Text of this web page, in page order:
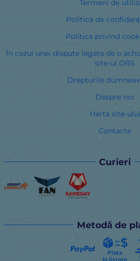
Termeni de
Politica de
Politica privind
În cazul unei dispute legate de o
site-ul ORS
Drepturile
Despre noi
Harta site-ului
Contacte
Curieri
Metodă de